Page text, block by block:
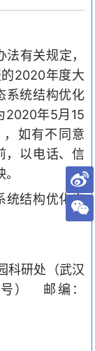
有关规定，
2020年度大
系统结构优化
2020年5月 15
如有不同意
，以电话、信
统结构优化完
科研处（武汉
号） 邮编：